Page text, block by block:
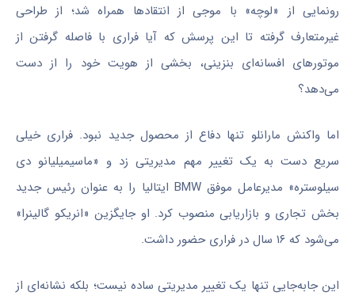
رونمایی از «لوچه» با موجی از انتقادها همراه شد؛ از طراحی
غیرمتعارف گرفته تا این پرسش که آیا فراری با فاصله گرفتن از
موتورهای افسانه‌ای بنزینی، بخشی از هویت خود را از دست
می‌دهد؟
اما واکنش مارانلو تنها دفاع از محصول جدید نبود. فراری خیلی
سریع دست به یک تغییر مهم مدیریتی زد و «ماسیمیلیانو دی
سیلوستره» مدیرعامل موفق BMW ایتالیا را به عنوان رئیس جدید
بخش تجاری و بازاریابی منصوب کرد. او جایگزین «انریکو گالینرا»
می‌شود که ۱۶ سال در فراری حضور داشت.
این جابه‌جایی تنها یک تغییر مدیریتی ساده نیست؛ بلکه نشانه‌ای از